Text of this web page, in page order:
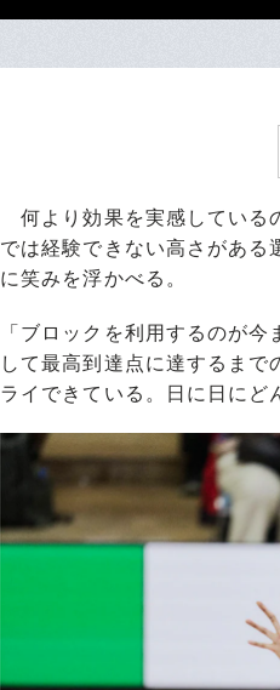
何より効果を実感している
では経験できない高さがある
に笑みを浮かべる。
「ブロックを利用するのが
して最高到達点に達するまで
ライできている。日に日にど